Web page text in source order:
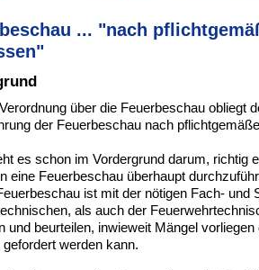
... "nach
über die Feuerbeschau obliegt
der Feuerbeschau nach
es schon im Vordergrund darum, richtig
eine Feuerbeschau überhaupt
ist mit der nötigen Fach- und
als auch der
und beurteilen, inwieweit Mängel
gefordert werden kann.